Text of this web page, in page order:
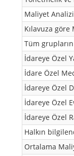
Maliyet
Kılavuza göre
Tüm
İdareye Özel
İdare Özel
İdareye Özel
İdareye Özel
İdareye Özel
Halkın
Ortalama